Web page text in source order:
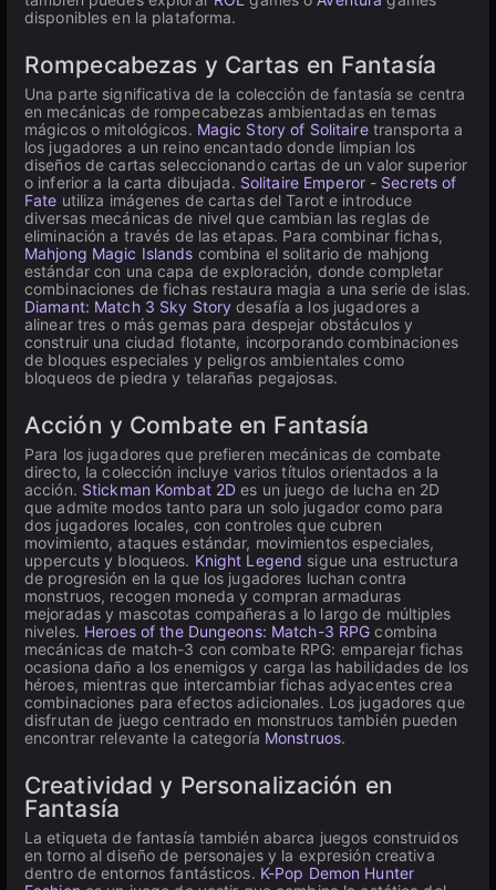
disponibles en la plataforma.
Rompecabezas y Cartas en Fantasía
Una parte significativa de la colección de fantasía se centra
en mecánicas de rompecabezas ambientadas en temas
mágicos o mitológicos. Magic Story of Solitairetransporta a
los jugadores a un reino encantado donde limpian los
diseños de cartas seleccionando cartas de un valor superior
o inferior a la carta dibujada. Solitaire Emperor - Secrets of
Fate utiliza imágenes de cartas del Tarot e introduce
diversas mecánicas de nivel que cambian las reglas de
eliminación a través de las etapas. Para combinar fichas,
Mahjong Magic Islands combina el solitario de mahjong
estándar con una capa de exploración, donde completar
combinaciones de fichas restaura magia a una serie de islas.
Diamant: Match 3 Sky Story desafía a los jugadores a
alinear tres o más gemas para despejar obstáculos y
construir una ciudad flotante, incorporando combinaciones
de bloques especiales y peligros ambientales como
bloqueos de piedra y telarañas pegajosas.
Acción y Combate en Fantasía
Para los jugadores que prefieren mecánicas de combate
directo, la colección incluye varios títulos orientados a la
acción. Stickman Kombat 2D es un juego de lucha en 2D
que admite modos tanto para un solo jugador como para
dos jugadores locales, con controles que cubren
movimiento, ataques estándar, movimientos especiales,
uppercuts y bloqueos. Knight Legend sigue una estructura
de progresión en la que los jugadores luchan contra
monstruos, recogen moneda y compran armaduras
mejoradas y mascotas compañeras a lo largo de múltiples
niveles. Heroes of the Dungeons: Match-3 RPG combina
mecánicas de match-3 con combate RPG: emparejar fichas
ocasiona daño a los enemigos y carga las habilidades de los
héroes, mientras que intercambiar fichas adyacentes crea
combinaciones para efectos adicionales. Los jugadores que
disfrutan de juego centrado en monstruos también pueden
encontrar relevante la categoría Monstruos.
Creatividad y Personalización en
Fantasía
La etiqueta de fantasía también abarca juegos construidos
en torno al diseño de personajes y la expresión creativa
dentro de entornos fantásticos. K-Pop Demon Hunter